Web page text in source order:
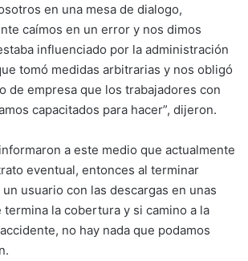
en una mesa de dialogo,
caímos en un error y nos dimos
influenciado por la administración
tomó medidas arbitrarias y nos obligó
de empresa que los trabajadores con
capacitados para hacer”, dijeron.
a este medio que actualmente
eventual, entonces al terminar
usuario con las descargas en unas
termina la cobertura y si camino a la
no hay nada que podamos